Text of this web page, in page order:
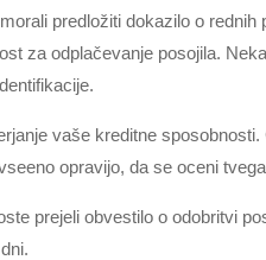
predložiti dokazilo o rednih
za odplačevanje posojila.
vaše kreditne
opravijo, da se oceni
prejeli obvestilo o odobritvi